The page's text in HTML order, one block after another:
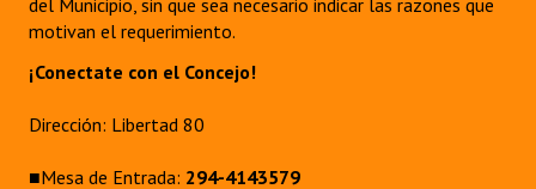
del Municipio, sin que sea necesario indicar las razones que
motivan el requerimiento.
¡Conectate con el Concejo!
Dirección: Libertad 80
■Mesa de Entrada: 294-4143579